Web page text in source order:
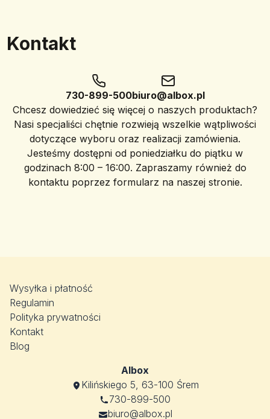
Kontakt
730-899-500biuro@albox.pl
Chcesz dowiedzieć się więcej o naszych produktach?
Nasi specjaliści chętnie rozwieją wszelkie wątpliwości
dotyczące wyboru oraz realizacji zamówienia.
Jesteśmy dostępni od poniedziałku do piątku w
godzinach 8:00 – 16:00. Zapraszamy również do
kontaktu poprzez formularz na naszej stronie.
Wysyłka i płatność
Regulamin
Polityka prywatności
Kontakt
Blog
Albox
Kilińskiego 5, 63-100 Śrem
730-899-500
biuro@albox.pl